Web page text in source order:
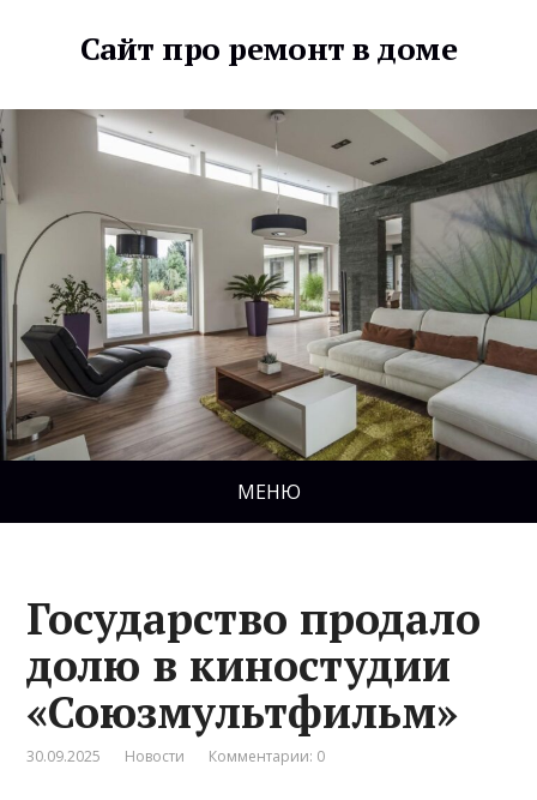
Сайт про ремонт в доме
МЕНЮ
Государство продало
долю в киностудии
«Союзмультфильм»
30.09.2025 Новости Комментарии: 0